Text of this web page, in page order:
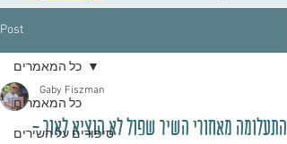
Post
כל המאמרים
סיפורים על השירים
כל המאמרים
התעלומה מאחורי השיר שפול לא הוציא לאור -
Gaby Fiszman